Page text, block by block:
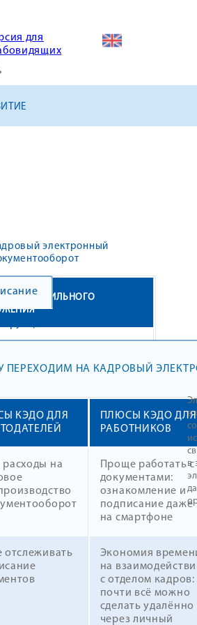
для
МОБИЛЬНОГО
Google Play
электронный
ПЕРЕХОДИМ НА КАДРОВЫЙ
в
в
КЭДО ДЛЯ
ПЛЮСЫ КЭДО ДЛЯ
РАБОТНИКОВ
на
Проще работать с
документами:
ознакомление и
подписание даже
на смартфоне
отслеживать
Экономия
на
с отделом кадров:
почти всё можно
сделать удалённо
через личный